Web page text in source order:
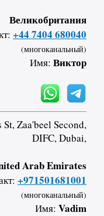
Великобритания
+44 7404 680040
(многоканальный)
Имя: Виктор
Zaa'beel Second,
DIFC, Dubai,
Arab Emirates
+971501681001
(многоканальный)
Имя: Vadim